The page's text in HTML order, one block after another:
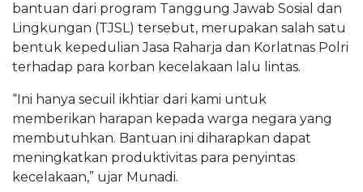
bantuan dari program Tanggung Jawab Sosial dan
Lingkungan (TJSL) tersebut, merupakan salah satu
bentuk kepedulian Jasa Raharja dan Korlatnas Polri
terhadap para korban kecelakaan lalu lintas.
“Ini hanya secuil ikhtiar dari kami untuk
memberikan harapan kepada warga negara yang
membutuhkan. Bantuan ini diharapkan dapat
meningkatkan produktivitas para penyintas
kecelakaan,” ujar Munadi.